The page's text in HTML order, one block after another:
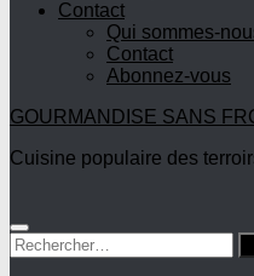
Contact
Qui sommes-
Contact
Abonnez-vous
GOURMANDISE SANS
Cuisine populaire des
Rechercher :